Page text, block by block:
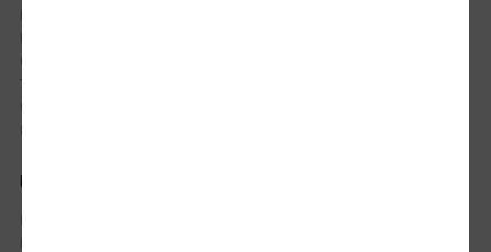
Istoric comenzi
Mostre si Conditii Retur Marfa
Cum comanzi
Termen de livrare
Costuri de livrare
Politica de returnare a produselor
UTILE
Despre Noi
Echipa Update Advertising